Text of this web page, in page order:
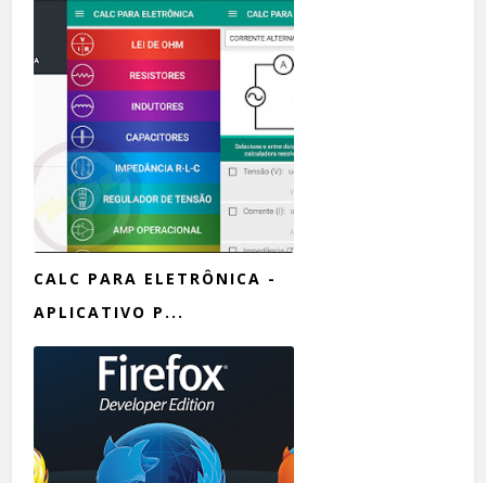
CALC PARA ELETRÔNICA -
APLICATIVO P...